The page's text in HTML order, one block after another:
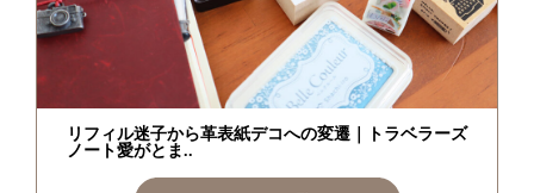
リフィル迷子から革表紙デコへの変遷｜トラベラーズ
ノート愛がとま..